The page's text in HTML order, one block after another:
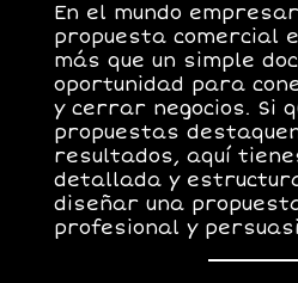
En el mundo
propuesta comercial
más que un simple
oportunidad para
y cerrar negocios. Si
propuestas
resultados, aquí
detallada y
diseñar una
profesional y